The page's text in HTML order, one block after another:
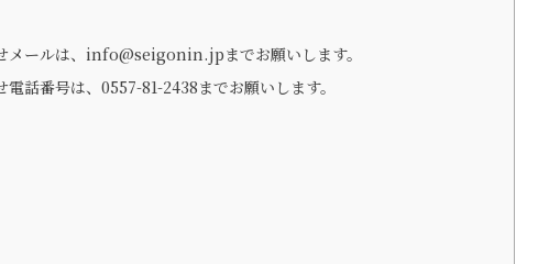
メールは、info@seigonin.jpまでお願いします。
電話番号は、0557-81-2438までお願いします。